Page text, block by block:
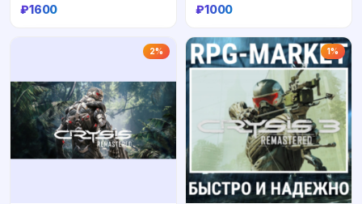
₽1600
Купить
₽1000
2% 1%